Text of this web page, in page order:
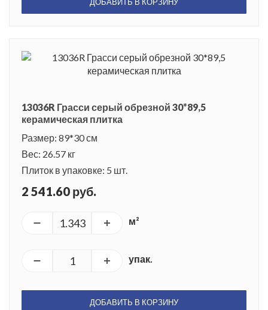
13036R Грасси серый обрезной 30*89,5
керамическая плитка
Размер: 89*30 см
Вес: 26.57 кг
Плиток в упаковке: 5 шт.
2 541.60 руб.
м²
упак.
ДОБАВИТЬ В КОРЗИНУ